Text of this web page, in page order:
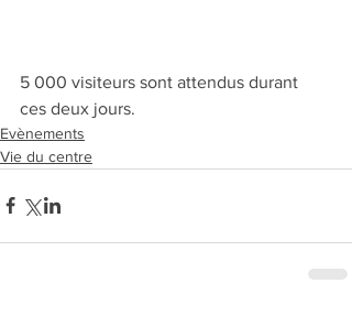
5 000 visiteurs sont attendus durant
ces deux jours.
Evènements
Vie du centre